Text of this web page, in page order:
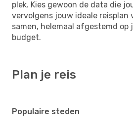
plek. Kies gewoon de data die
vervolgens jouw ideale reisplan
samen, helemaal afgestemd op
budget.
Plan je reis
Populaire steden